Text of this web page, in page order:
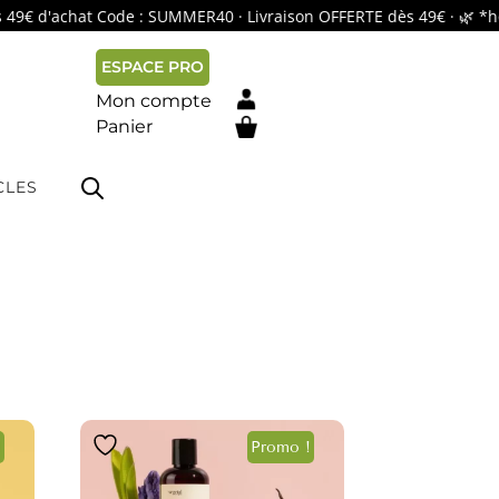
Code : SUMMER40 · Livraison OFFERTE dès 49€ · 🌿
ESPACE PRO
Mon compte
Panier
Promo !